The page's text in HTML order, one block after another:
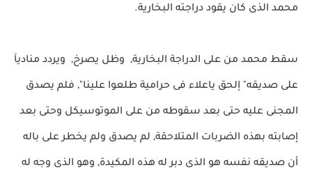
محمد الذى كان يقود دراجته البخارية.
سقط محمد من على الدراجة البخارية, وظل يصرخ, ويردد مناديآ
على صديقه" إلحق ياعلاء فى حرامية طلعوا علينا", فلم يصدق
المجنى عليه حتى بعد سقوطه من على الموتوسيكل وحتى بعد
إصابته بهذه الضربات المتلاحقة, لم يصدق ولم يخطر على باله
أن صديقه نفسه هو الذى دبر له هذه المكيدة, وهو الذى وجه له